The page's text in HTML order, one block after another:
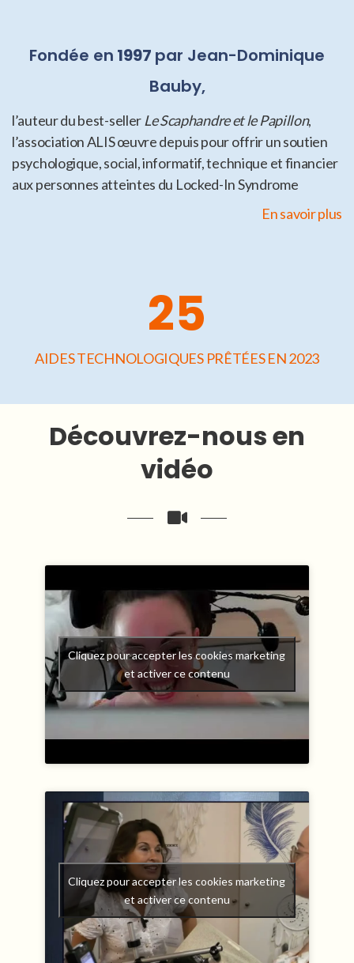
Fondée en 1997 par Jean-Dominique
Bauby,
l’auteur du best-seller Le Scaphandre et le Papillon,
l’association ALIS œuvre depuis pour offrir un soutien
psychologique, social, informatif, technique et financier
aux personnes atteintes du Locked-In Syndrome
En savoir plus
25
AIDES TECHNOLOGIQUES PRÊTÉES EN 2023
Découvrez-nous en
vidéo
Cliquez pour accepter les cookies marketing
et activer ce contenu
Cliquez pour accepter les cookies marketing
et activer ce contenu